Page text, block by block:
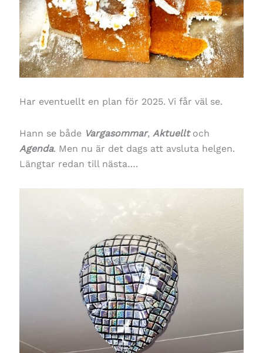
Har eventuellt en plan för 2025. Vi får väl se.
Hann se både Vargasommar, Aktuelltoch
Agenda. Men nu är det dags att avsluta helgen.
Längtar redan till nästa….